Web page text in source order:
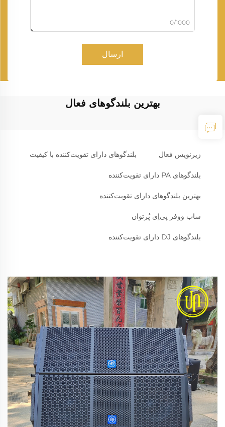
0/1000
ارسال
بهترین بلندگوهای فعال
زیرنویس فعال بلندگوهای دارای تقویت‌کننده با کیفیت
بلندگوهای PA دارای تقویت‌کننده
بهترین بلندگوهای دارای تقویت‌کننده
ساب ووفر پی‌اِی پُرتوان
بلندگوهای DJ دارای تقویت‌کننده